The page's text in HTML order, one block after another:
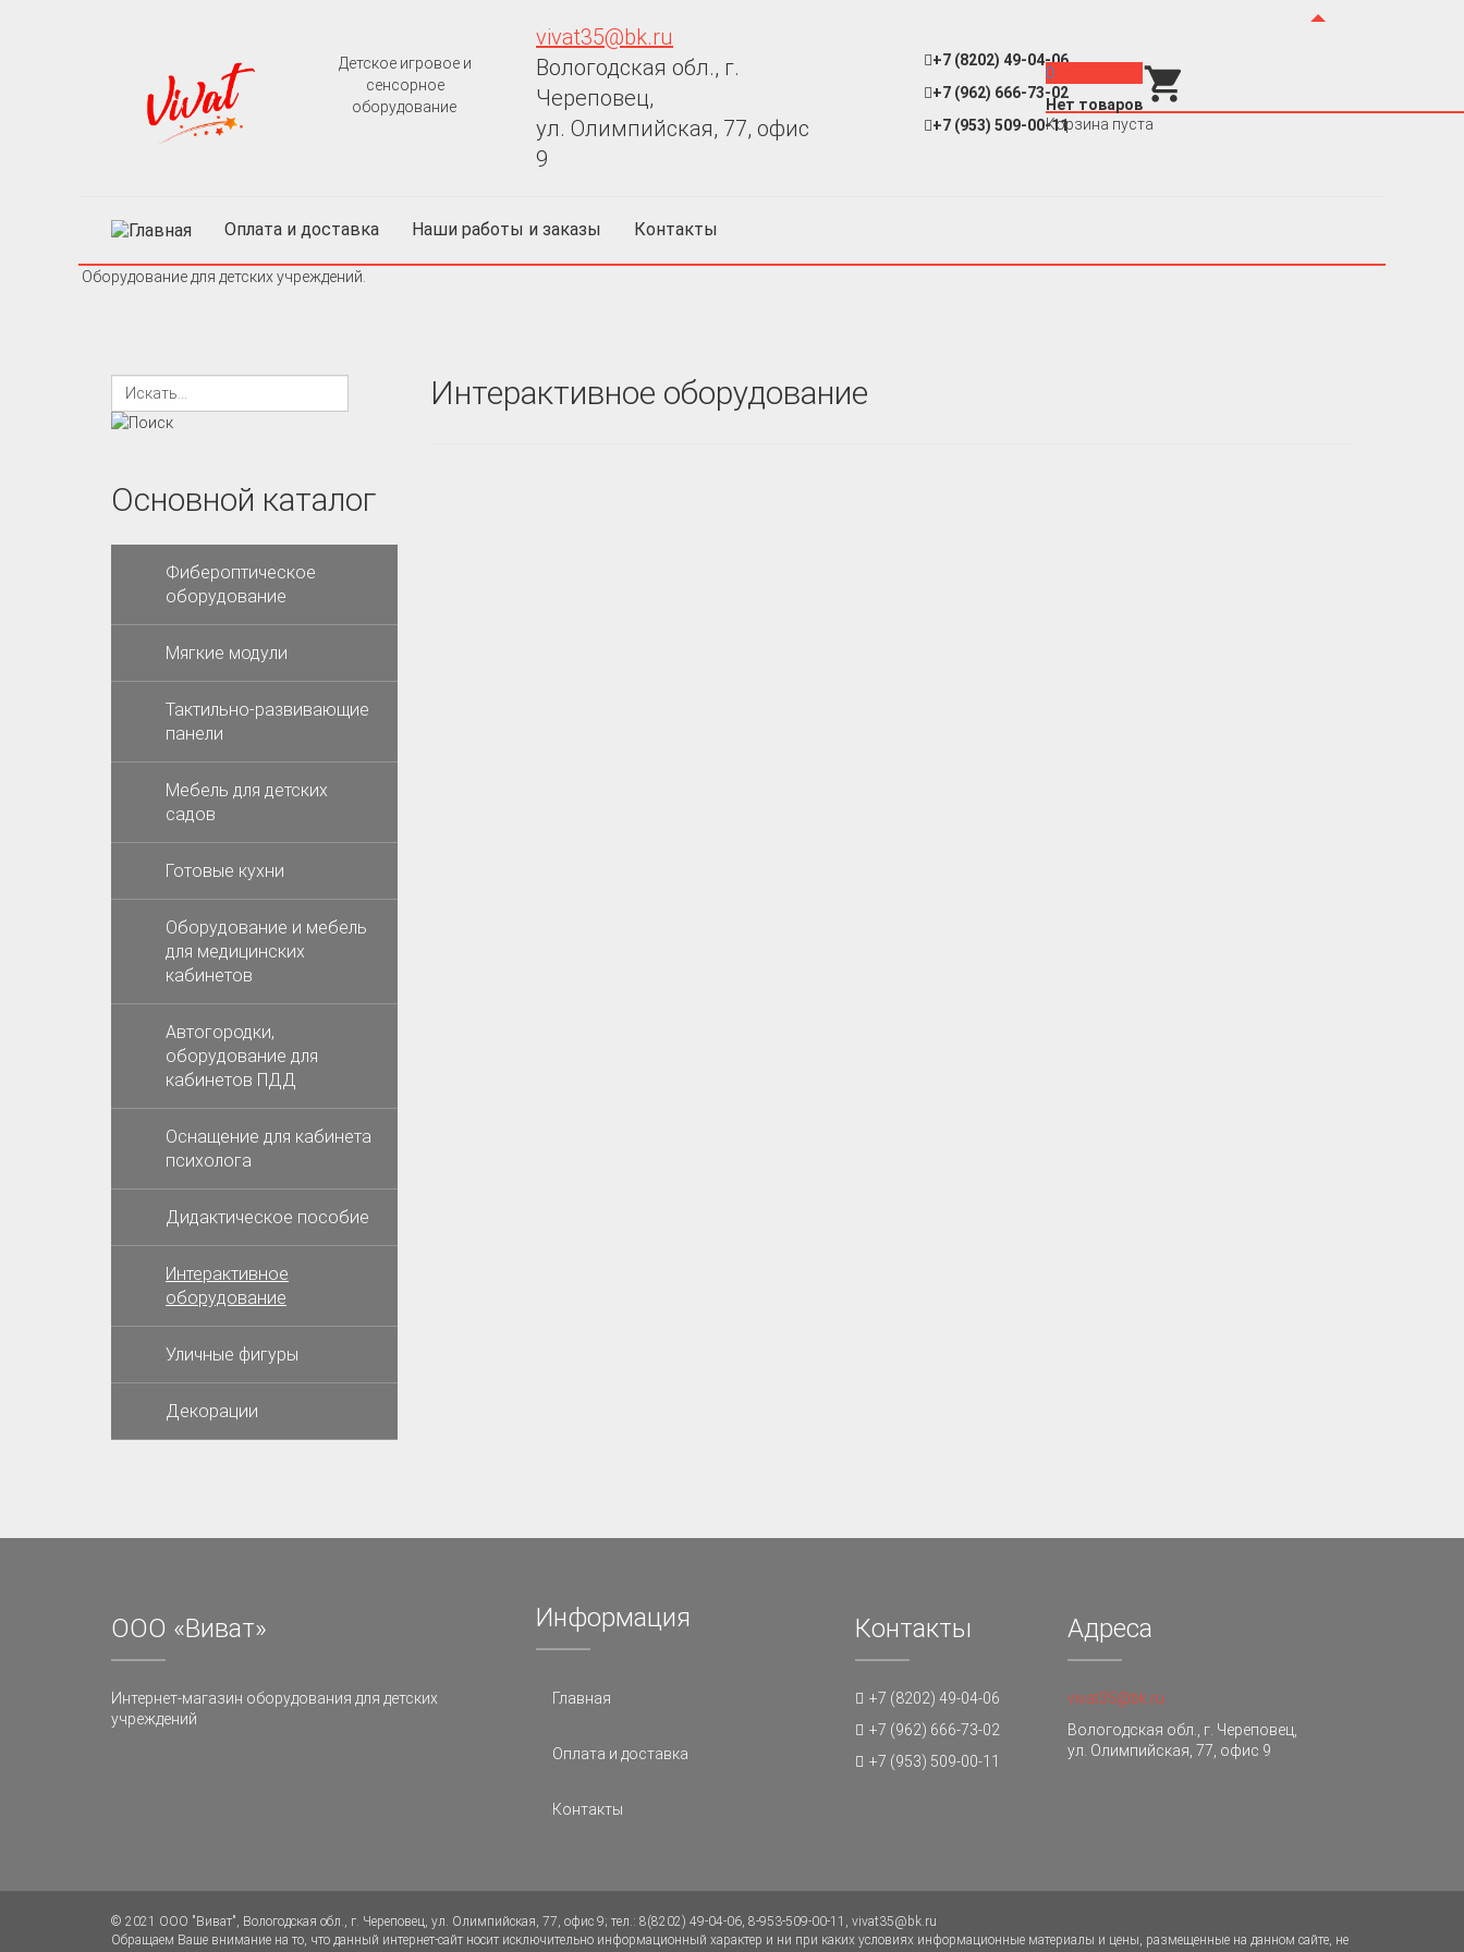
Детское игровое и
сенсорное
оборудование
vivat35@bk.ru
Вологодская обл., г.
Череповец,
ул. Олимпийская, 77, офис
9
+7 (8202) 49-04-06
+7 (962) 666-73-02
+7 (953) 509-00-11
0
Нет товаров
Корзина пуста
Оплата и доставка Наши работы и заказы Контакты
Оборудование для детских учреждений.
Интерактивное оборудование
Основной каталог
Фибероптическое
оборудование
Мягкие модули
Тактильно-развивающие
панели
Мебель для детских
садов
Готовые кухни
Оборудование и мебель
для медицинских
кабинетов
Автогородки,
оборудование для
кабинетов ПДД
Оснащение для кабинета
психолога
Дидактическое пособие
Интерактивное
оборудование
Уличные фигуры
Декорации
ООО «Виват»
Интернет-магазин оборудования для детских
учреждений
Информация
Главная
Оплата и доставка
Контакты
Контакты
+7 (8202) 49-04-06
+7 (962) 666-73-02
+7 (953) 509-00-11
Адреса
vivat35@bk.ru
Вологодская обл., г. Череповец,
ул. Олимпийская, 77, офис 9
© 2021 ООО "Виват", Вологодская обл., г. Череповец, ул. Олимпийская, 77, офис 9; тел.: 8(8202) 49-04-06, 8-953-509-00-11, vivat35@bk.ru
Обращаем Ваше внимание на то, что данный интернет-сайт носит исключительно информационный характер и ни при каких условиях информационные материалы и цены, размещенные на данном сайте, не